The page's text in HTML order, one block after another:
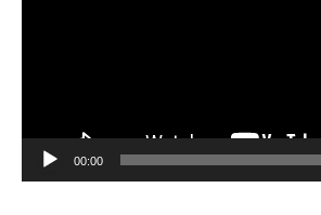
00:00